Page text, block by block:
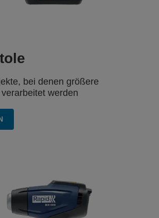
bei denen größere
werden